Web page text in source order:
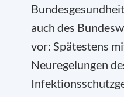
auch des
vor: Spätestens
Neuregelungen